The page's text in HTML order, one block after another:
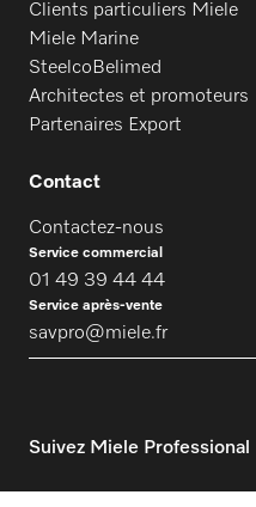
Clients particuliers Miele
Miele Marine
SteelcoBelimed
Architectes et promoteurs
Partenaires Export
Contact
Contactez-nous
Service commercial
01 49 39 44 44
Service après-vente
savpro@miele.fr
Suivez Miele Professional